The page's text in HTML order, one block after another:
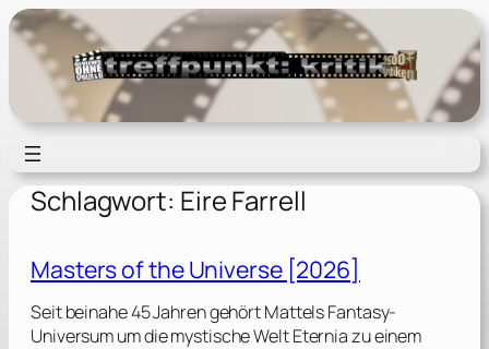
Zum
Inhalt
springen
Schlagwort: Eire Farrell
Masters of the Universe [2026]
Seit beinahe 45 Jahren gehört Mattels Fantasy-
Universum um die mystische Welt Eternia zu einem